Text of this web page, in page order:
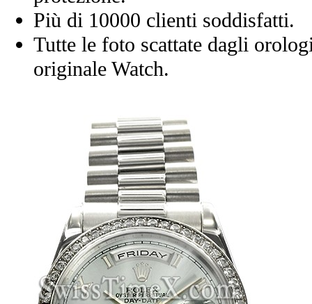
Più di 10000 clienti soddisfatti.
Tutte le foto scattate dagli
originale Watch.